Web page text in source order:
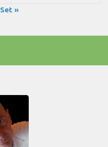
Set »